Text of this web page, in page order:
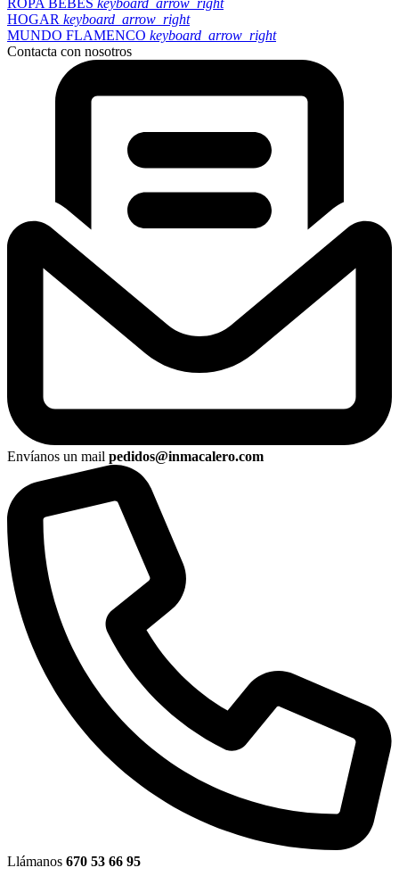
ROPA BEBÉS keyboard_arrow_right
HOGAR keyboard_arrow_right
MUNDO FLAMENCO keyboard_arrow_right
Contacta con nosotros
Envíanos un mail pedidos@inmacalero.com
Llámanos 670 53 66 95